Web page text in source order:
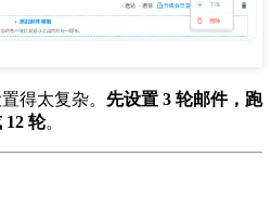
得太复杂。 先设置 3 轮邮件，跑
12 轮。